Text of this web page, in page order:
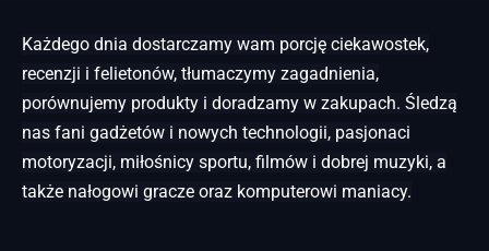
Każdego dnia dostarczamy wam porcję ciekawostek,
recenzji i felietonów, tłumaczymy zagadnienia,
porównujemy produkty i doradzamy w zakupach. Śledzą
nas fani gadżetów i nowych technologii, pasjonaci
motoryzacji, miłośnicy sportu, filmów i dobrej muzyki, a
także nałogowi gracze oraz komputerowi maniacy.